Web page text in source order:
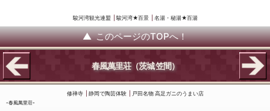
駿河湾観光連盟 駿河湾★百景 名湯・秘湯★百湯
このページのTOPへ！
春風萬里荘（茨城 笠間）
修禅寺 静岡で陶芸体験 戸田名物 高足ガニのうまい店
春風萬里荘